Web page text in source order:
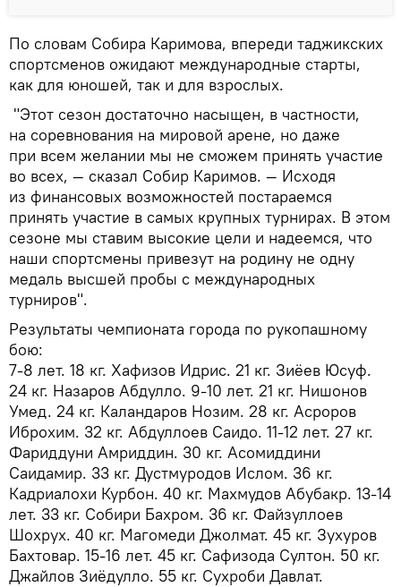
По словам Собира Каримова, впереди таджикских
спортсменов ожидают международные старты,
как для юношей, так и для взрослых.
"Этот сезон достаточно насыщен, в частности,
на соревнования на мировой арене, но даже
при всем желании мы не сможем принять участие
во всех, — сказал Собир Каримов. — Исходя
из финансовых возможностей постараемся
принять участие в самых крупных турнирах. В этом
сезоне мы ставим высокие цели и надеемся, что
наши спортсмены привезут на родину не одну
медаль высшей пробы с международных
турниров".
Результаты чемпионата города по рукопашному
бою:
7-8 лет. 18 кг. Хафизов Идрис. 21 кг. Зиёев Юсуф.
24 кг. Назаров Абдулло. 9-10 лет. 21 кг. Нишонов
Умед. 24 кг. Каландаров Нозим. 28 кг. Асроров
Иброхим. 32 кг. Абдуллоев Саидо. 11-12 лет. 27 кг.
Фариддуни Амриддин. 30 кг. Асомиддини
Саидамир. 33 кг. Дустмуродов Ислом. 36 кг.
Кадриалохи Курбон. 40 кг. Махмудов Абубакр. 13-14
лет. 33 кг. Собири Бахром. 36 кг. Файзуллоев
Шохрух. 40 кг. Магомеди Джолмат. 45 кг. Зухуров
Бахтовар. 15-16 лет. 45 кг. Сафизода Султон. 50 кг.
Джайлов Зиёдулло. 55 кг. Сухроби Давлат.